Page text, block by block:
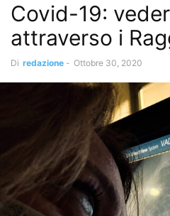
Covid-19:
attraverso i
Di redazione - Ottobre 30, 2020